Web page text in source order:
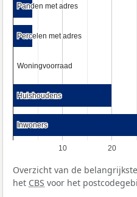
10 20
Panden met adres
Panden met adres
Percelen met adres
Percelen met adres
Woningvoorraad
Woningvoorraad
Huishoudens
Huishoudens
Inwoners
Inwoners
Overzicht van de
het CBS voor het